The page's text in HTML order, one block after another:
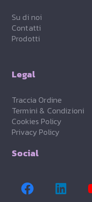
Su di noi
Contatti
Prodotti
Legal
Traccia Ordine
Termini & Condizioni
Cookies Policy
Privacy Policy
Social